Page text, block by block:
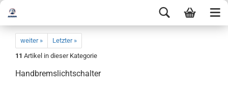
weiter »
Letzter »
11 Artikel in dieser Kategorie
Handbremslichtschalter